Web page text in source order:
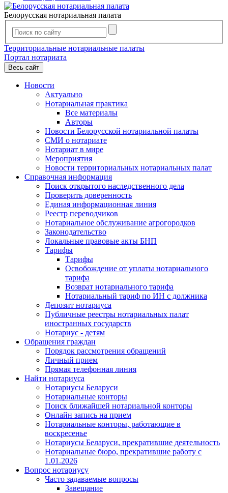
Белорусская нотариальная палата
Территориальные нотариальные палаты
Портал нотариата
Весь сайт
Новости
Актуально
Нотариальная практика
Все материалы
Авторы
Новости Белорусской нотариальной палаты
СМИ о нотариате
Нотариат в мире
Мероприятия
Новости территориальных нотариальных палат
Справочная информация
Поиск открытого наследственного дела
Проверить доверенность
Единая информационная линия
Реестр переводчиков
Нотариальное обслуживание агрогородков
Законодательство
Локальные правовые акты БНП
Тарифы
Тарифы
Освобождение от уплаты нотариального
тарифа
Возврат нотариального тарифа
Нотариальный тариф по ИН с должника
Депозит нотариуса
Публичные реестры нотариальных палат
иностранных государств
Нотариус - детям
Обращения граждан
Порядок рассмотрения обращений
Личный прием
Прямая телефонная линия
Найти нотариуса
Нотариусы Беларуси
Нотариальные конторы
Поиск ближайшей нотариальной конторы
Онлайн запись на прием
Нотариальные конторы, работающие в
воскресенье
Нотариусы Беларуси, прекратившие деятельность
Нотариальные бюро, прекратившие работу с
1.01.2026
Вопрос нотариусу
Часто задаваемые вопросы
Завещание